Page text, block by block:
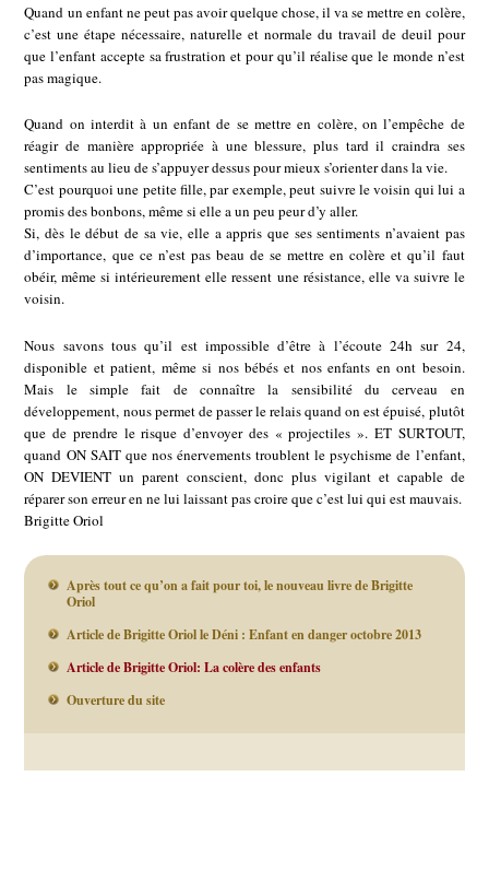
Quand un enfant ne peut pas avoir quelque chose, il va se mettre en colère,
c’est une étape nécessaire, naturelle et normale du travail de deuil pour
que l’enfant accepte sa frustration et pour qu’il réalise que le monde n’est
pas magique.
Quand on interdit à un enfant de se mettre en colère, on l’empêche de
réagir de manière appropriée à une blessure, plus tard il craindra ses
sentiments au lieu de s’appuyer dessus pour mieux s’orienter dans la vie.
C’est pourquoi une petite fille, par exemple, peut suivre le voisin qui lui a
promis des bonbons, même si elle a un peu peur d’y aller.
Si, dès le début de sa vie, elle a appris que ses sentiments n’avaient pas
d’importance, que ce n’est pas beau de se mettre en colère et qu’il faut
obéir, même si intérieurement elle ressent une résistance, elle va suivre le
voisin.
Nous savons tous qu’il est impossible d’être à l’écoute 24h sur 24,
disponible et patient, même si nos bébés et nos enfants en ont besoin.
Mais le simple fait de connaître la sensibilité du cerveau en
développement, nous permet de passer le relais quand on est épuisé, plutôt
que de prendre le risque d’envoyer des « projectiles ». ET SURTOUT,
quand ON SAIT que nos énervements troublent le psychisme de l’enfant,
ON DEVIENT un parent conscient, donc plus vigilant et capable de
réparer son erreur en ne lui laissant pas croire que c’est lui qui est mauvais.
Brigitte Oriol
Après tout ce qu’on a fait pour toi, le nouveau livre de Brigitte
Oriol
Article de Brigitte Oriol le Déni : Enfant en danger octobre 2013
Article de Brigitte Oriol: La colère des enfants
Ouverture du site